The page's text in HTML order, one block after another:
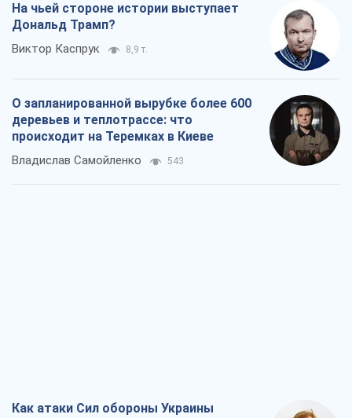
На чьей стороне истории выступает
Дональд Трамп?
Виктор Каспрук 8,9 т.
О запланированной вырубке более 600
деревьев и теплотрассе: что
происходит на Теремках в Киеве
Владислав Самойленко 543
Как атаки Сил обороны Украины